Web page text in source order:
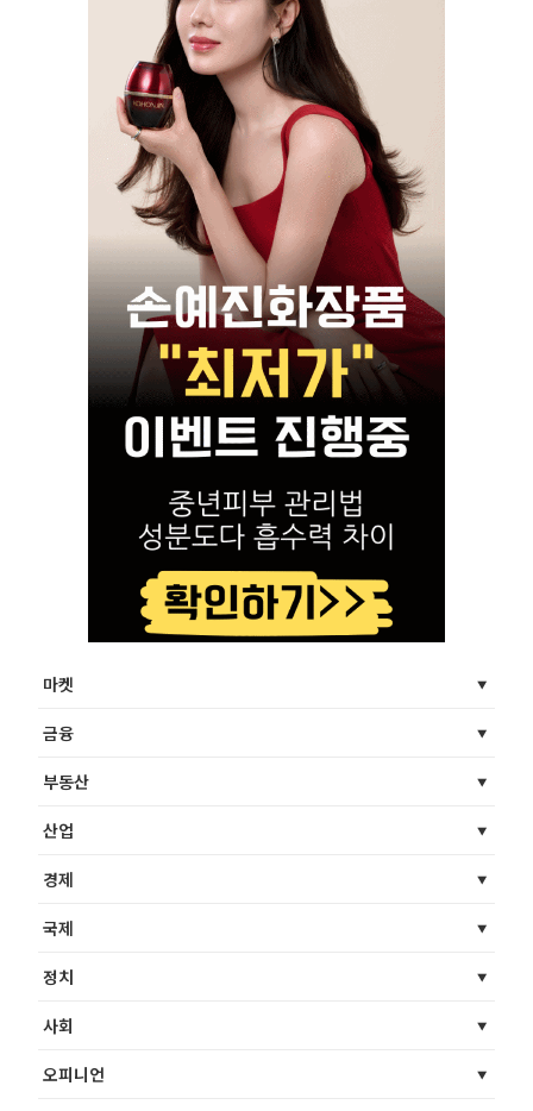
마켓
금융
부동산
산업
경제
국제
정치
사회
오피니언